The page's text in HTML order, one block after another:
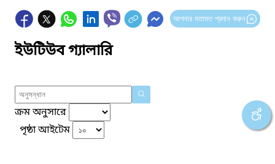
আপনার মতামত প্রদান করুন
ইউটিউব গ্যালারি
ক্রম অনুসারে
পৃষ্ঠা আইটেম